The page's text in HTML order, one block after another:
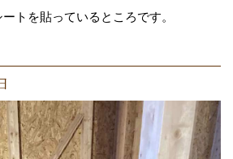
トを貼っているところです。